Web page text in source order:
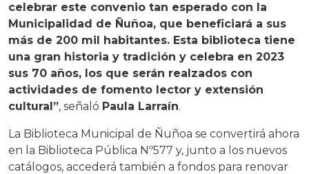
celebrar este convenio tan esperado con la
Municipalidad de Ñuñoa, que beneficiará a sus
más de 200 mil habitantes. Esta biblioteca tiene
una gran historia y tradición y celebra en 2023
sus 70 años, los que serán realzados con
actividades de fomento lector y extensión
cultural”, señaló Paula Larraín.
La Biblioteca Municipal de Ñuñoa se convertirá ahora
en la Biblioteca Pública Nº577 y, junto a los nuevos
catálogos, accederá también a fondos para renovar